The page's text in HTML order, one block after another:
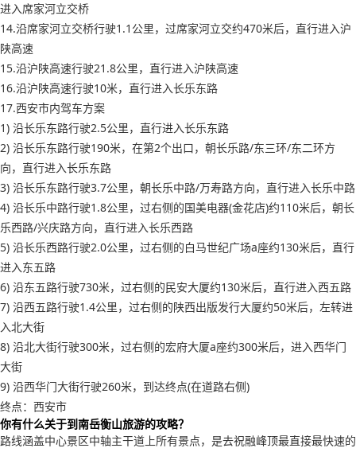
进入席家河立交桥
14.沿席家河立交桥行驶1.1公里，过席家河立交约470米后，直行进入沪
陕高速
15.沿沪陕高速行驶21.8公里，直行进入沪陕高速
16.沿沪陕高速行驶10米，直行进入长乐东路
17.西安市内驾车方案
1) 沿长乐东路行驶2.5公里，直行进入长乐东路
2) 沿长乐东路行驶190米，在第2个出口，朝长乐路/东三环/东二环方
向，直行进入长乐东路
3) 沿长乐东路行驶3.7公里，朝长乐中路/万寿路方向，直行进入长乐中路
4) 沿长乐中路行驶1.8公里，过右侧的国美电器(金花店)约110米后，朝长
乐西路/兴庆路方向，直行进入长乐西路
5) 沿长乐西路行驶2.0公里，过右侧的白马世纪广场a座约130米后，直行
进入东五路
6) 沿东五路行驶730米，过右侧的民安大厦约130米后，直行进入西五路
7) 沿西五路行驶1.4公里，过右侧的陕西出版发行大厦约50米后，左转进
入北大街
8) 沿北大街行驶300米，过右侧的宏府大厦a座约300米后，进入西华门
大街
9) 沿西华门大街行驶260米，到达终点(在道路右侧)
终点：西安市
你有什么关于到南岳衡山旅游的攻略？
路线涵盖中心景区中轴主干道上所有景点，是去祝融峰顶最直接最快速的